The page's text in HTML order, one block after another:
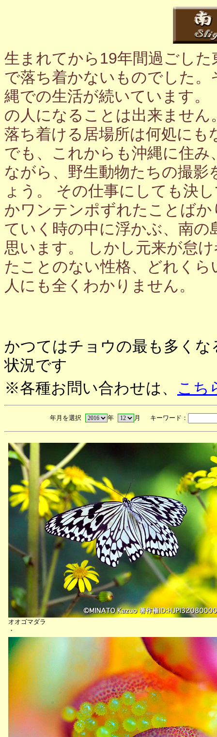
生まれてから19年間過ごし
で落ち着かないものでした
縄での生活が続いています
の人になることは出来ませ
落ち着ける居場所は何処に
でも、これからも沖縄に住
ながら、野生動物たちの撮
ょう。 その仕事にしても決
かワンテンポずれたことば
ていく時の中に浮かぶ、南
思います。 しかし元来が怠
たことのない性格、どれく
人にも全くわかりません。
かつてはチョウの最も多く
状況です
※各種お問い合わせは、 こち
年月を選択 年 月 キーワード：
オオゴマダラ
・